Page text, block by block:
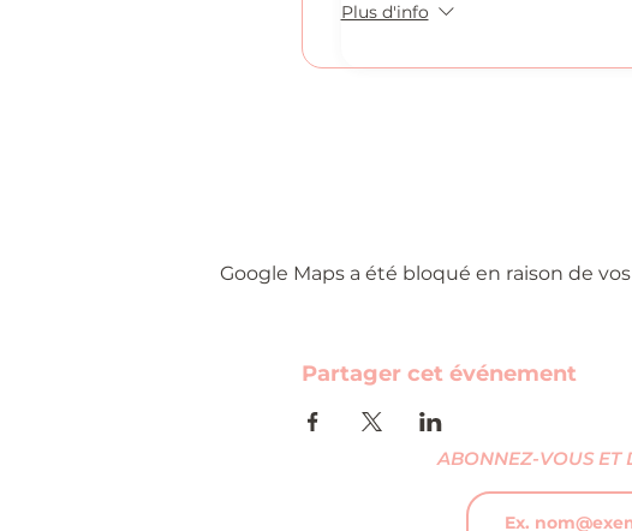
Plus d'info
Google Maps a été bloqué en raison de
Partager cet événement
ABONNEZ-VOUS ET